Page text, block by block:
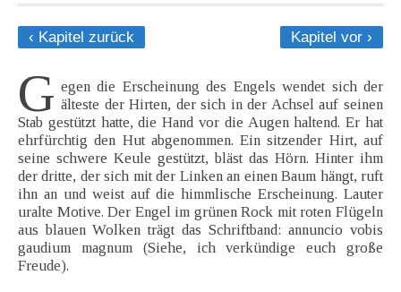
‹ Kapitel zurück Kapitel vor ›
G egen die Erscheinung des Engels wendet sich der
älteste der Hirten, der sich in der Achsel auf seinen
Stab gestützt hatte, die Hand vor die Augen haltend. Er hat
ehrfürchtig den Hut abgenommen. Ein sitzender Hirt, auf
seine schwere Keule gestützt, bläst das Hörn. Hinter ihm
der dritte, der sich mit der Linken an einen Baum hängt, ruft
ihn an und weist auf die himmlische Erscheinung. Lauter
uralte Motive. Der Engel im grünen Rock mit roten Flügeln
aus blauen Wolken trägt das Schriftband: annuncio vobis
gaudium magnum (Siehe, ich verkündige euch große
Freude).